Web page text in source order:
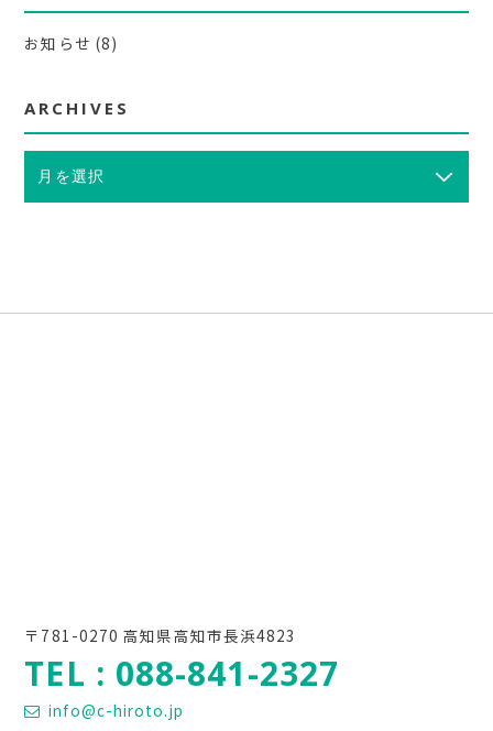
お知らせ (8)
ARCHIVES
〒781-0270 高知県高知市長浜4823
TEL : 088-841-2327
info@c-hiroto.jp